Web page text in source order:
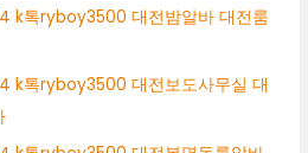
k톡ryboy3500 대전밤알바 대전룸
k톡ryboy3500 대전보도사무실 대